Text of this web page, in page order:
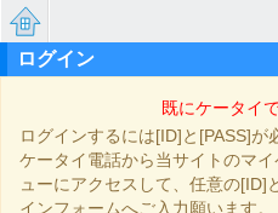
無料で
っと大
ログイン
既にケータイ
ログインするには[ID]と[PASS]
ケータイ電話から当サイトのマ
ューにアクセスして、任意の[ID]
インフォームへご入力願います。